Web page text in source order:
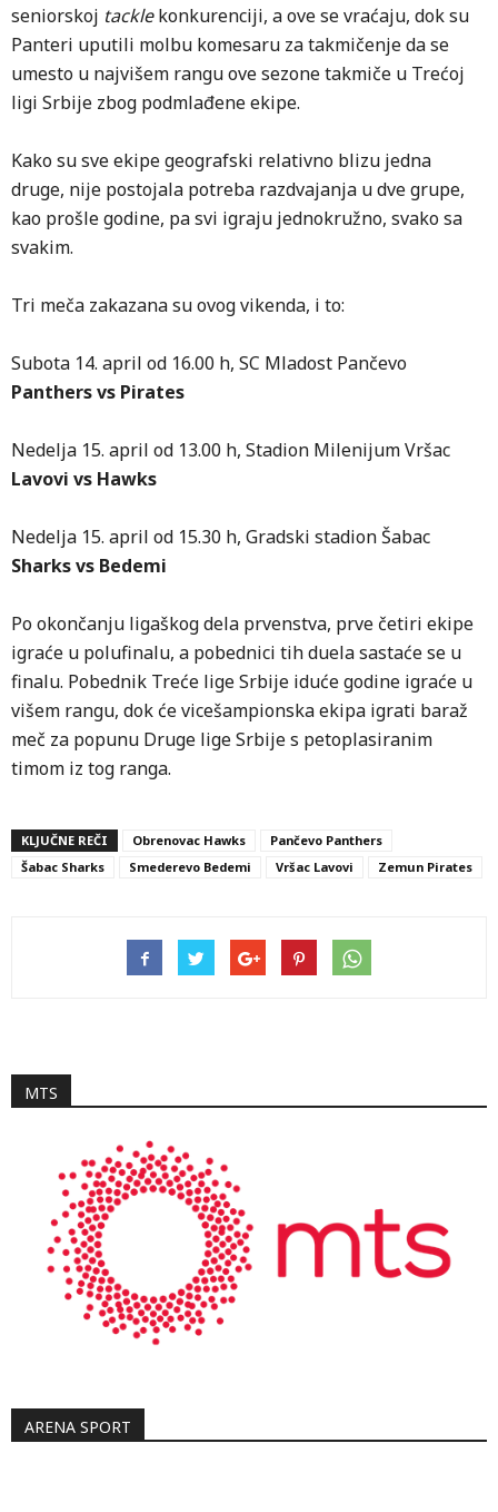
seniorskoj tacklekonkurenciji, a ove se vraćaju, dok su
Panteri uputili molbu komesaru za takmičenje da se
umesto u najvišem rangu ove sezone takmiče u Trećoj
ligi Srbije zbog podmlađene ekipe.
Kako su sve ekipe geografski relativno blizu jedna
druge, nije postojala potreba razdvajanja u dve grupe,
kao prošle godine, pa svi igraju jednokružno, svako sa
svakim.
Tri meča zakazana su ovog vikenda, i to:
Subota 14. april od 16.00 h, SC Mladost Pančevo
Panthers vs Pirates
Nedelja 15. april od 13.00 h, Stadion Milenijum Vršac
Lavovi vs Hawks
Nedelja 15. april od 15.30 h, Gradski stadion Šabac
Sharks vs Bedemi
Po okončanju ligaškog dela prvenstva, prve četiri ekipe
igraće u polufinalu, a pobednici tih duela sastaće se u
finalu. Pobednik Treće lige Srbije iduće godine igraće u
višem rangu, dok će vicešampionska ekipa igrati baraž
meč za popunu Druge lige Srbije s petoplasiranim
timom iz tog ranga.
KLJUČNE REČI Obrenovac Hawks
Pančevo Panthers
Šabac Sharks
Smederevo Bedemi Vršac Lavovi Zemun Pirates
MTS
ARENA SPORT